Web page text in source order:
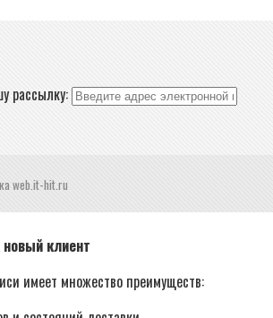
рассылку:
web.it-hit.ru
клиент
имеет множество преимуществ: